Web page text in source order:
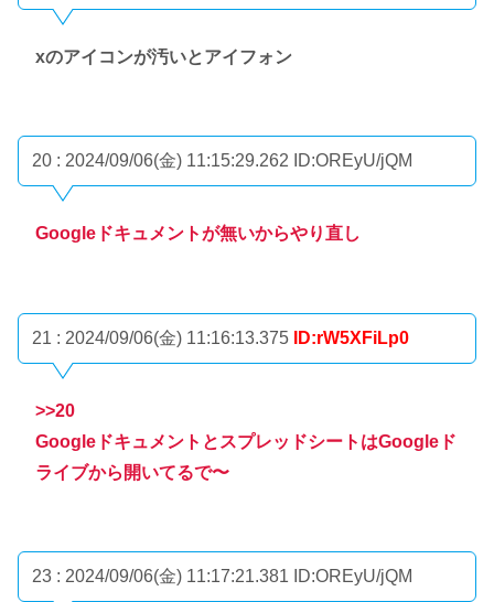
xのアイコンが汚いとアイフォン
20 : 2024/09/06(金) 11:15:29.262 ID:OREyU/jQM
Googleドキュメントが無いからやり直し
21 : 2024/09/06(金) 11:16:13.375 ID:rW5XFiLp0
>>20
GoogleドキュメントとスプレッドシートはGoogleド
ライブから開いてるで〜
23 : 2024/09/06(金) 11:17:21.381 ID:OREyU/jQM